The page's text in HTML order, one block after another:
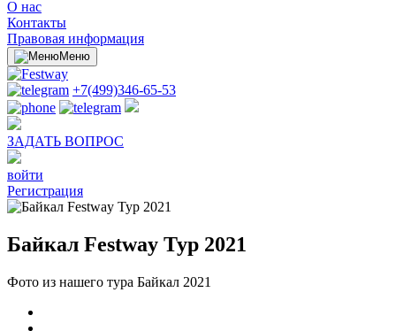
О нас
Контакты
Правовая информация
Меню
+7(499)346-65-53
ЗАДАТЬ ВОПРОС
войти
Регистрация
Байкал Festway Тур 2021
Фото из нашего тура Байкал 2021